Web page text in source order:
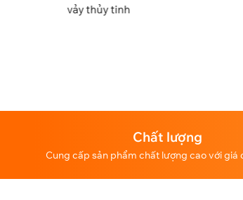
vảy thủy tinh
Chất lượng
Cung cấp sản phẩm chất lượng cao với giá